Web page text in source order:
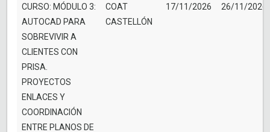
CURSO: MÓDULO 3:
AUTOCAD PARA
SOBREVIVIR A
CLIENTES CON
PRISA.
PROYECTOS
ENLACES Y
COORDINACIÓN
ENTRE PLANOS DE
COAT
CASTELLÓN
17/11/2026 26/11/2026